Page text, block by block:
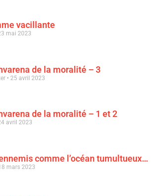
vacillante
mai 2023
de la moralité – 3
25 avril 2023
de la moralité – 1 et 2
avril 2023
comme l’océan tumultueux…
mars 2023